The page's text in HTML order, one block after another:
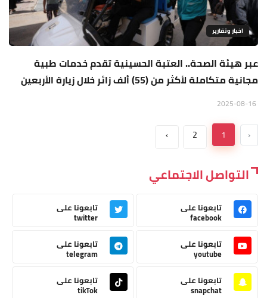
اخبار وتقارير
عبر هيئة الصحة.. العتبة الحسينية تقدم خدمات طبية
مجانية متكاملة لأكثر من (55) ألف زائر خلال زيارة الأربعين
‹
1
2
›
التواصل الاجتماعي
تابعونا على
facebook
تابعونا على
twitter
تابعونا على
youtube
تابعونا على
telegram
تابعونا على
snapchat
تابعونا على
tikTok